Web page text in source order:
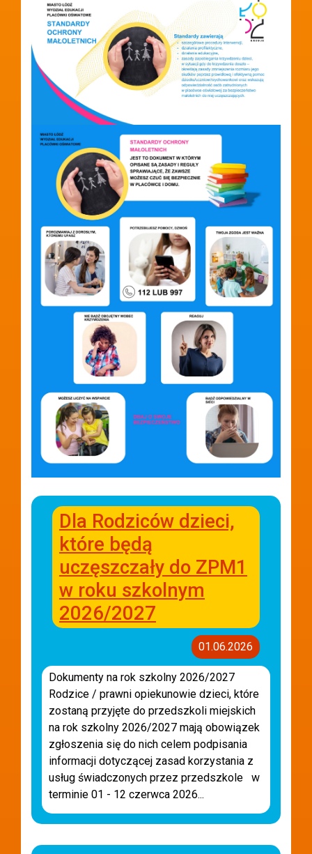
Dla Rodziców dzieci,
które będą
uczęszczały do ZPM1
w roku szkolnym
2026/2027
01.06.2026
Dokumenty na rok szkolny 2026/2027
Rodzice / prawni opiekunowie dzieci, które
zostaną przyjęte do przedszkoli miejskich
na rok szkolny 2026/2027 mają obowiązek
zgłoszenia się do nich celem podpisania
informacji dotyczącej zasad korzystania z
usług świadczonych przez przedszkole w
terminie 01 - 12 czerwca 2026...